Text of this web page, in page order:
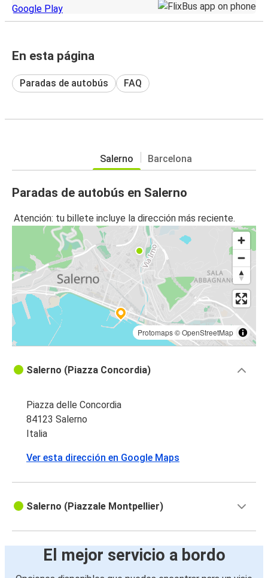
En esta página
Paradas de autobús FAQ
Salerno Barcelona
Paradas de autobús en Salerno
Atención: tu billete incluye la dirección más reciente.
Protomaps©OpenStreetMap
Salerno (Piazza Concordia)
Piazza delle Concordia
84123 Salerno
Italia
Ver esta dirección en Google Maps
Salerno (Piazzale Montpellier)
El mejor servicio a bordo